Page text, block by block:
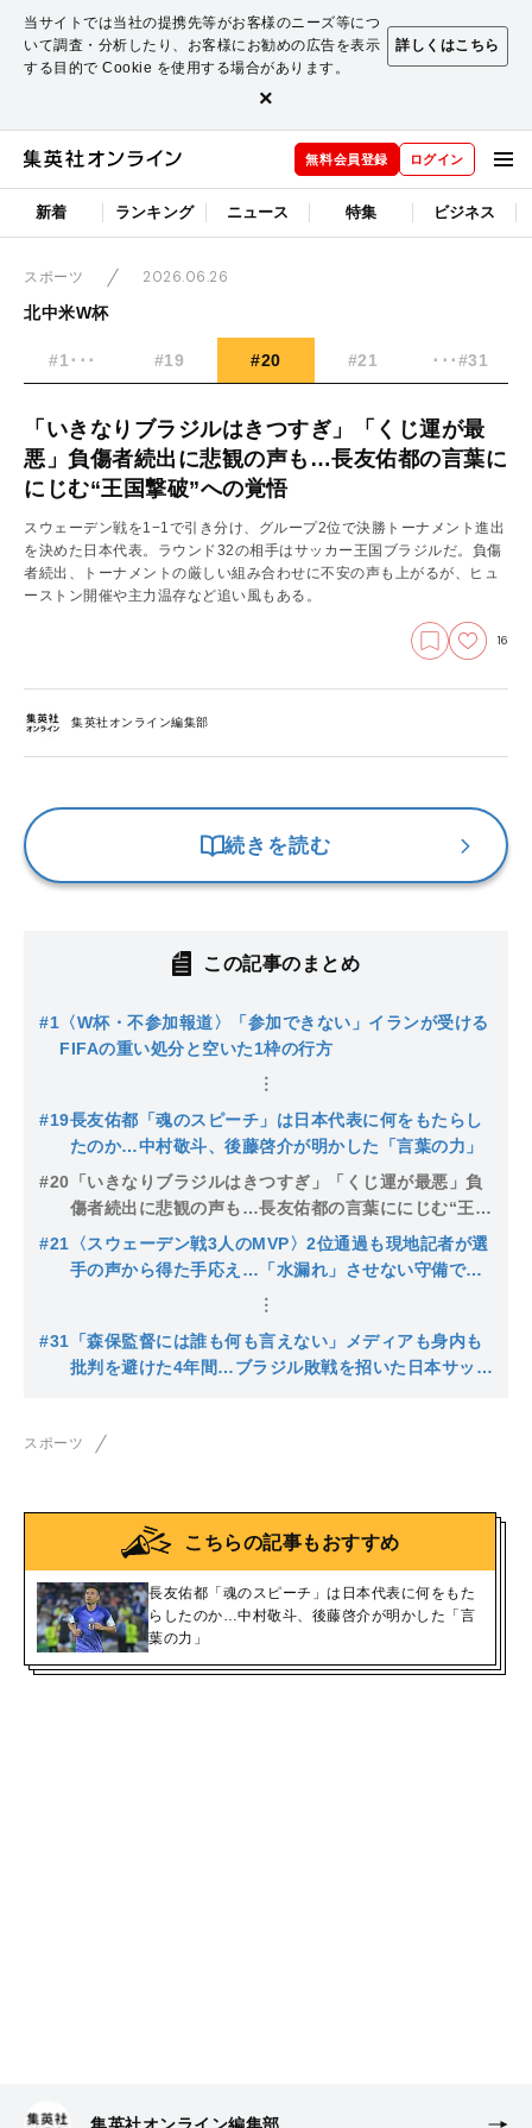
当サイトでは当社の提携先等がお客様のニーズ等につ
いて調査・分析したり、お客様にお勧めの広告を表示
する目的で Cookie を使用する場合があります。
詳しくはこちら
×
無料会員登録 ログイン
新着 ランキング ニュース 特集 ビジネス
スポーツ
2026.06.26
北中米W杯
#1･･･ #19 #20 #21 ･･･#31
「いきなりブラジルはきつすぎ」「くじ運が最
悪」負傷者続出に悲観の声も…長友佑都の言葉に
にじむ“王国撃破”への覚悟
スウェーデン戦を1−1で引き分け、グループ2位で決勝トーナメント進出
を決めた日本代表。ラウンド32の相手はサッカー王国ブラジルだ。負傷
者続出、トーナメントの厳しい組み合わせに不安の声も上がるが、ヒュ
ーストン開催や主力温存など追い風もある。
16
集英社オンライン編集部
続きを読む
この記事のまとめ
#1 〈W杯・不参加報道〉「参加できない」イランが受ける
FIFAの重い処分と空いた1枠の行方
#19長友佑都「魂のスピーチ」は日本代表に何をもたらし
たのか…中村敬斗、後藤啓介が明かした「言葉の力」
#20 「いきなりブラジルはきつすぎ」「くじ運が最悪」負
傷者続出に悲観の声も…長友佑都の言葉ににじむ“王国
撃破”への覚悟
#21 〈スウェーデン戦3人のMVP〉2位通過も現地記者が選
手の声から得た手応え…「水漏れ」させない守備でブ
#31 「森保監督には誰も何も言えない」メディアも身内も
批判を避けた4年間…ブラジル敗戦を招いた日本サッカ
スポーツ
こちらの記事もおすすめ
長友佑都「魂のスピーチ」は日本代表に何をもた
らしたのか…中村敬斗、後藤啓介が明かした「言
葉の力」
集英社オンライン編集部